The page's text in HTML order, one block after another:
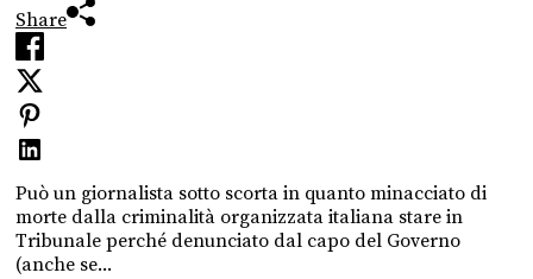
Share
Può un giornalista sotto scorta in quanto minacciato di
morte dalla criminalità organizzata italiana stare in
Tribunale perché denunciato dal capo del Governo
(anche se...